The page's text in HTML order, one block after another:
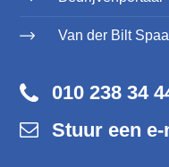
Van der Bilt
010 238 34
Stuur een